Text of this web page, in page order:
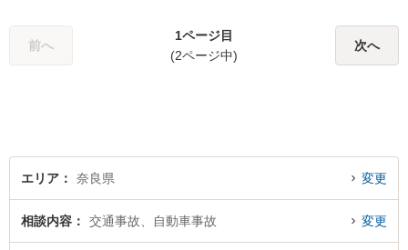
たら、一度ご相談ください。
前へ
1ページ目
(2ページ中)
次へ
エリア 奈良県 変更
相談内容 交通事故、自動車事故 変更